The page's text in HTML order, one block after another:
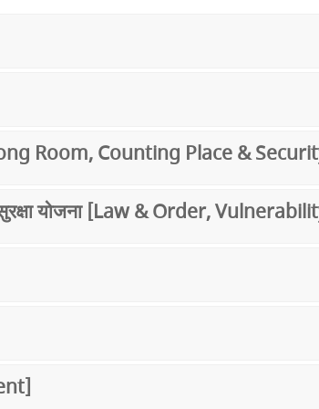
Room, Counting Place &
सुरक्षा योजना [Law & Order,